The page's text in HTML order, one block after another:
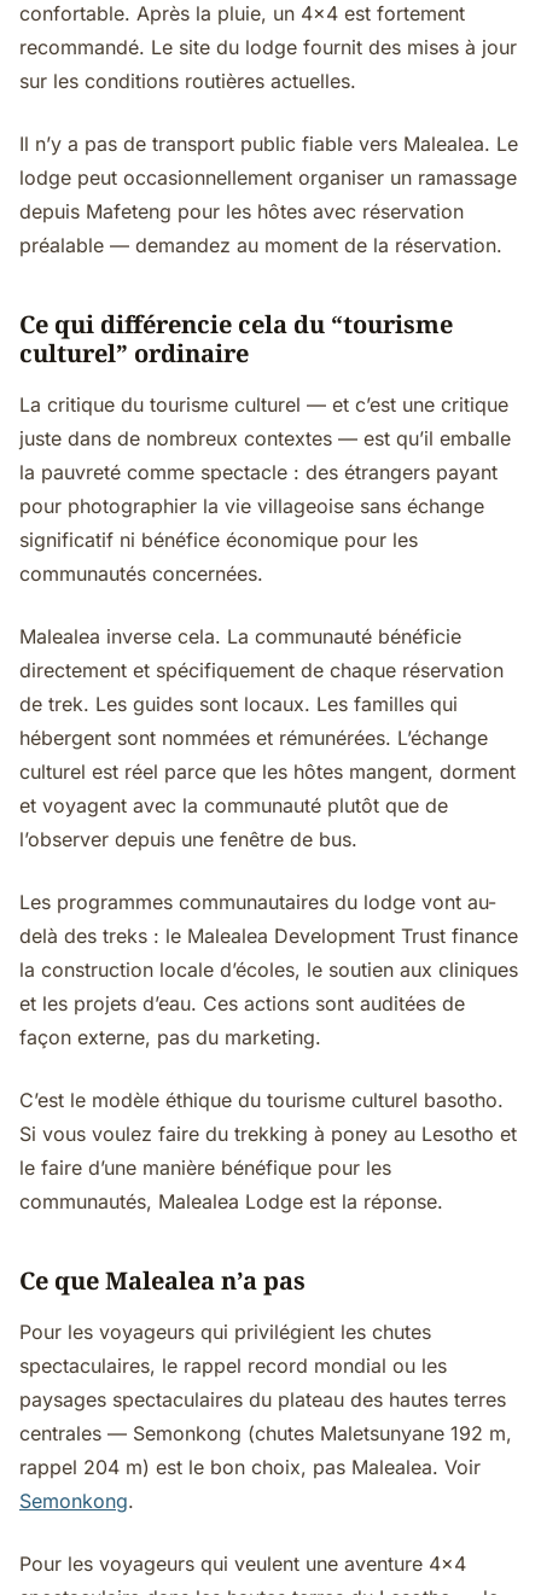
confortable. Après la pluie, un 4x4 est fortement
recommandé. Le site du lodge fournit des mises à jour
sur les conditions routières actuelles.
Il n’y a pas de transport public fiable vers Malealea. Le
lodge peut occasionnellement organiser un ramassage
depuis Mafeteng pour les hôtes avec réservation
préalable — demandez au moment de la réservation.
Ce qui différencie cela du “tourisme
culturel” ordinaire
La critique du tourisme culturel — et c’est une critique
juste dans de nombreux contextes — est qu’il emballe
la pauvreté comme spectacle : des étrangers payant
pour photographier la vie villageoise sans échange
significatif ni bénéfice économique pour les
communautés concernées.
Malealea inverse cela. La communauté bénéficie
directement et spécifiquement de chaque réservation
de trek. Les guides sont locaux. Les familles qui
hébergent sont nommées et rémunérées. L’échange
culturel est réel parce que les hôtes mangent, dorment
et voyagent avec la communauté plutôt que de
l’observer depuis une fenêtre de bus.
Les programmes communautaires du lodge vont au-
delà des treks : le Malealea Development Trust finance
la construction locale d’écoles, le soutien aux cliniques
et les projets d’eau. Ces actions sont auditées de
façon externe, pas du marketing.
C’est le modèle éthique du tourisme culturel basotho.
Si vous voulez faire du trekking à poney au Lesotho et
le faire d’une manière bénéfique pour les
communautés, Malealea Lodge est la réponse.
Ce que Malealea n’a pas
Pour les voyageurs qui privilégient les chutes
spectaculaires, le rappel record mondial ou les
paysages spectaculaires du plateau des hautes terres
centrales — Semonkong (chutes Maletsunyane 192 m,
rappel 204 m) est le bon choix, pas Malealea. Voir
Semonkong.
Pour les voyageurs qui veulent une aventure 4x4